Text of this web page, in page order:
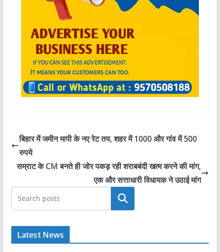
बिहार में जमीन मापी के नए रेट तय, शहर में 1000 और गांव में 500
रुपये
सम्राट के CM बनते ही जोर पकड़ रही शराबबंदी खत्म करने की मांग,
एक और सत्ताधारी विधायक ने उठाई मांग
खोजें
Latest News